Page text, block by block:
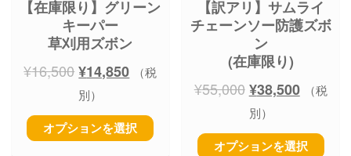
【在庫限り】グリーン
キーパー
草刈用ズボン
¥16,500 ¥14,850
（税
別）
オプションを選択
【訳アリ】サムライ
チェーンソー防護ズボ
ン
(在庫限り)
¥55,000 ¥38,500
（税
別）
オプションを選択